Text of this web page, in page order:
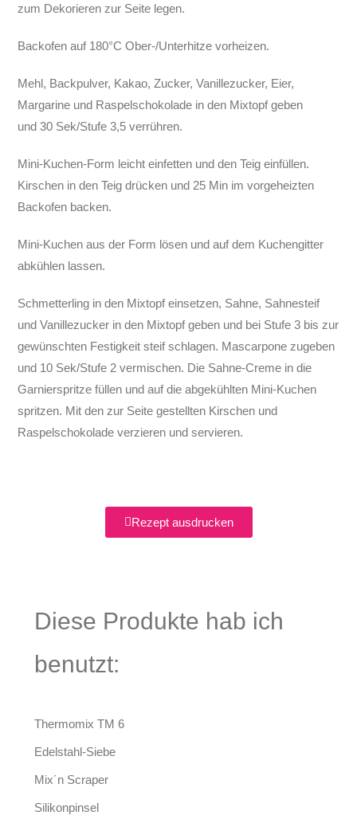
zum Dekorieren zur Seite legen.
Backofen auf 180°C Ober-/Unterhitze vorheizen.
Mehl, Backpulver, Kakao, Zucker, Vanillezucker, Eier,
Margarine und Raspelschokolade in den Mixtopf geben
und 30 Sek/Stufe 3,5 verrühren.
Mini-Kuchen-Form leicht einfetten und den Teig einfüllen.
Kirschen in den Teig drücken und 25 Min im vorgeheizten
Backofen backen.
Mini-Kuchen aus der Form lösen und auf dem Kuchengitter
abkühlen lassen.
Schmetterling in den Mixtopf einsetzen, Sahne, Sahnesteif
und Vanillezucker in den Mixtopf geben und bei Stufe 3 bis zur
gewünschten Festigkeit steif schlagen. Mascarpone zugeben
und 10 Sek/Stufe 2 vermischen. Die Sahne-Creme in die
Garnierspritze füllen und auf die abgekühlten Mini-Kuchen
spritzen. Mit den zur Seite gestellten Kirschen und
Raspelschokolade verzieren und servieren.
Rezept ausdrucken
Diese Produkte hab ich
benutzt:
Thermomix TM 6
Edelstahl-Siebe
Mix´n Scraper
Silikonpinsel